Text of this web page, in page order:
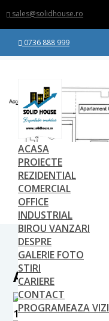
sales@solidhouse.ro
0736 888 999
ACASA
PROIECTE
REZIDENTIAL
COMERCIAL
OFFICE
INDUSTRIAL
BIROU VANZARI
DESPRE
GALERIE FOTO
STIRI
CARIERE
CONTACT
PROGRAMEAZA
120.30 m2